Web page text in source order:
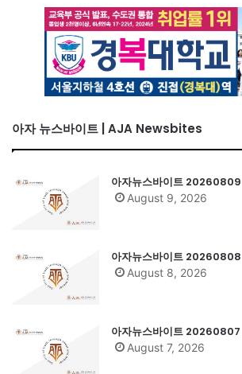
아자 뉴스바이트 | AJA Newsbites
아자뉴스바이트 20260809
August 9, 2026
아자뉴스바이트 20260808
August 8, 2026
아자뉴스바이트 20260807
August 7, 2026